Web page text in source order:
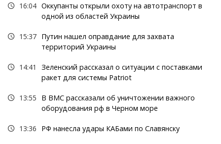
16:04 Оккупанты открыли охоту на автотранспорт в
одной из областей Украины
15:37 Путин нашел оправдание для захвата
территорий Украины
14:41
Зеленский рассказал о ситуации с поставками
ракет для системы Patriot
13:55
В ВМС рассказали об уничтожении важного
оборудования рф в Черном море
13:36 РФ нанесла удары КАБами по Славянску